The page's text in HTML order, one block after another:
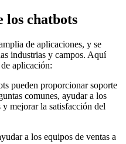
los chatbots
de aplicaciones, y se
industrias y campos. Aquí
aplicación:
pueden proporcionar soporte
comunes, ayudar a los
mejorar la satisfacción del
a los equipos de ventas a